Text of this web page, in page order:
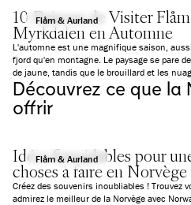
Flåm & Aurland
10 Raisons de Visiter
Myrkdalen en Automne
L'automne est une magnifique saison,
fjord qu'en montagne. Le paysage se pare
de jaune, tandis que le brouillard et les
atmosphère presque magique. Le rythme
paisible qu'en été. Voici 10 bonnes raisons
Flåm en automne. Que tu voyages en
Découvrez ce que la
offrir
Flåm & Aurland
Idées formidables pour
choses à faire en Norvège
Créez des souvenirs inoubliables ! Trouvez
admirez le meilleur de la Norvège avec